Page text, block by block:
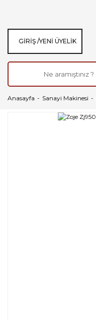
GIRIŞ /YENI ÜYELIK
Anasayfa Sanayi Makinesi